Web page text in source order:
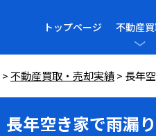
トップページ 不動産
>不動産買取・売却実績> 長年
長年空き家で雨漏